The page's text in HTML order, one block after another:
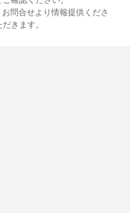
問合せより情報提供くださ
きます。